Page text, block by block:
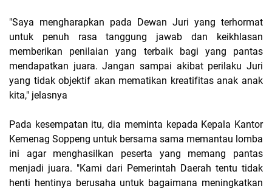
"Saya mengharapkan pada Dewan Juri yang terhormat
untuk penuh rasa tanggung jawab dan keikhlasan
memberikan penilaian yang terbaik bagi yang pantas
mendapatkan juara. Jangan sampai akibat perilaku Juri
yang tidak objektif akan mematikan kreatifitas anak anak
kita," jelasnya
Pada kesempatan itu, dia meminta kepada Kepala Kantor
Kemenag Soppeng untuk bersama sama memantau lomba
ini agar menghasilkan peserta yang memang pantas
menjadi juara. "Kami dari Pemerintah Daerah tentu tidak
henti hentinya berusaha untuk bagaimana meningkatkan